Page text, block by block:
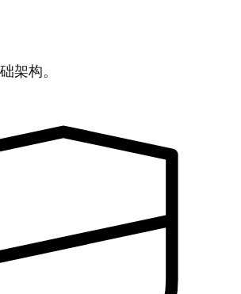
架构。